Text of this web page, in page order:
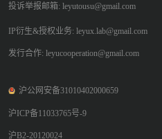
投诉举报邮箱: leyutousu@gmail.com
IP衍生&授权业务: leyux.lab@gmail.com
发行合作: leyucooperation@gmail.com
沪公网安备31010402000659
沪ICP备11033765号-9
沪B2-20120024